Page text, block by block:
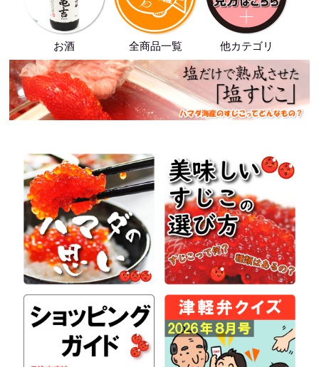
お酒 全商品一覧 他カテゴリ